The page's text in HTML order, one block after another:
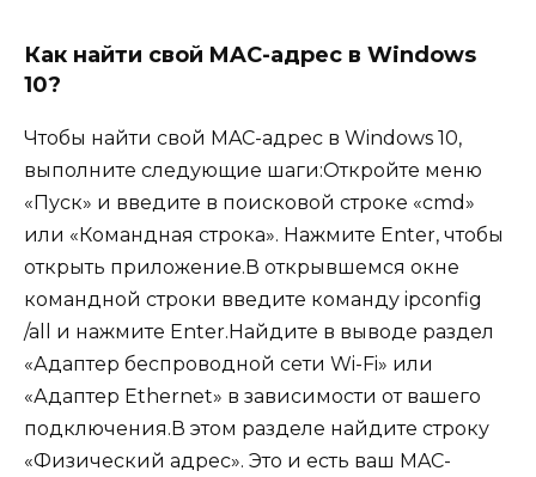
Как найти свой MAC-адрес в Windows
10?
Чтобы найти свой MAC-адрес в Windows 10,
выполните следующие шаги:Откройте меню
«Пуск» и введите в поисковой строке «cmd»
или «Командная строка». Нажмите Enter, чтобы
открыть приложение.В открывшемся окне
командной строки введите команду ipconfig
/all и нажмите Enter.Найдите в выводе раздел
«Адаптер беспроводной сети Wi-Fi» или
«Адаптер Ethernet» в зависимости от вашего
подключения.В этом разделе найдите строку
«Физический адрес». Это и есть ваш MAC-